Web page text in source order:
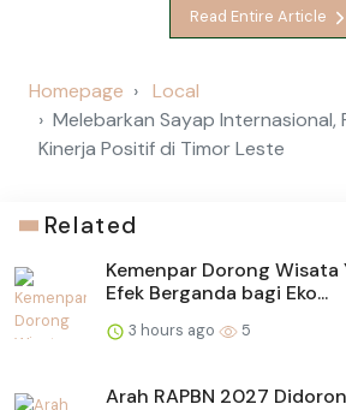
Read Entire Article
Homepage
Local
Melebarkan Sayap Internasional,
Kinerja Positif di Timor Leste
Related
Kemenpar Dorong
Efek Berganda bagi Eko...
3 hours ago 5
Arah RAPBN 2027